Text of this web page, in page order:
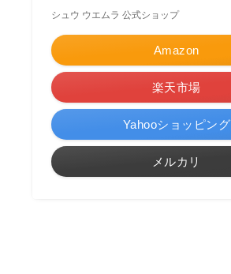
シュウ ウエムラ 公式ショップ
Amazon
楽天市場
Yahooショッピング
メルカリ